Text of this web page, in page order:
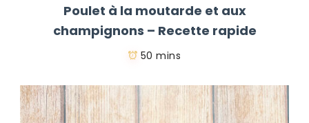
Poulet à la moutarde et aux
champignons – Recette rapide
50 mins